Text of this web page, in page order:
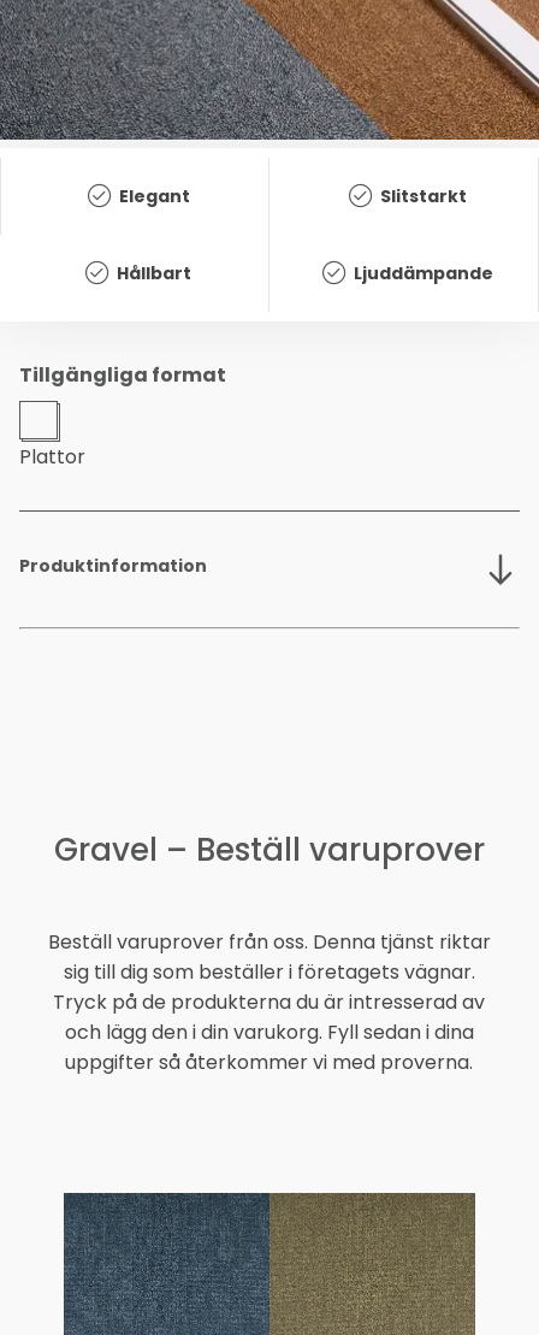
Elegant Slitstarkt
Hållbart Ljuddämpande
Tillgängliga format
Plattor
Produktinformation
Totalhöjd
Slitstyrka
Länkhjulsklassad
Akustiska
Gravel – Beställ varuprover
Beställ varuprover från oss. Denna tjänst riktar
sig till dig som beställer i företagets vägnar.
Tryck på de produkterna du är intresserad av
och lägg den i din varukorg. Fyll sedan i dina
uppgifter så återkommer vi med proverna.